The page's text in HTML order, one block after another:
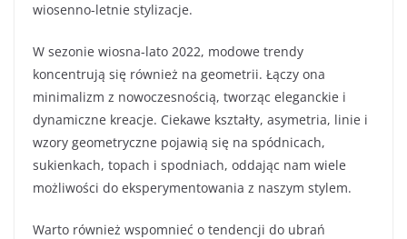
wiosenno-letnie stylizacje.
W sezonie wiosna-lato 2022, modowe trendy
koncentrują się również na geometrii. Łączy ona
minimalizm z nowoczesnością, tworząc eleganckie i
dynamiczne kreacje. Ciekawe kształty, asymetria, linie i
wzory geometryczne pojawią się na spódnicach,
sukienkach, topach i spodniach, oddając nam wiele
możliwości do eksperymentowania z naszym stylem.
Warto również wspomnieć o tendencji do ubrań